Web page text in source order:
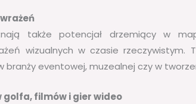
także potencjał drzemiący w
wizualnych w czasie
branży eventowej, muzealnej czy w
golfa, filmów i gier wideo